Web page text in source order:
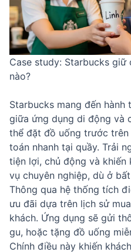
Case study: Starbucks giữ
nào?
Starbucks mang đến hành
giữa ứng dụng di động và
thể đặt đồ uống trước trên
toán nhanh tại quầy. Trải
tiện lợi, chủ động và
vụ chuyên nghiệp, dù ở
Thông qua hệ thống tích
ưu đãi dựa trên lịch sử
khách. Ứng dụng sẽ gửi
gu, hoặc tặng đồ uống
Chính điều này khiến